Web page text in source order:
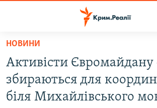
Перейти
основного
матеріалу
Перейти
до
ВОДА.КРИМ
ВІДЕО ТА ФОТО
НОВИНИ
Активісти Євромайдану
збираються для
біля Михайлівського